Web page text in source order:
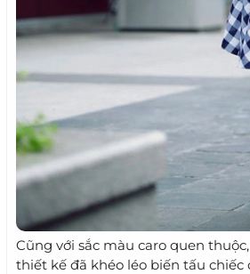
Cũng với sắc màu caro quen
thiết kế đã khéo léo biến tấu